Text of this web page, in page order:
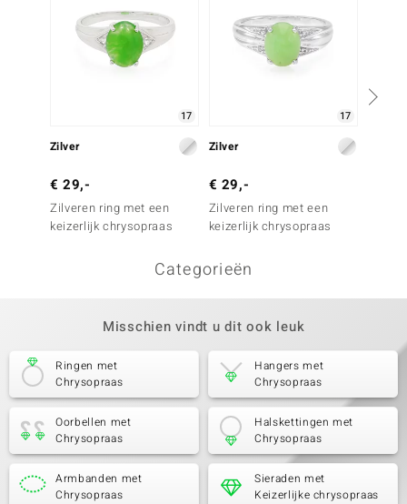
17
Zilver
€ 29,-
Zilveren ring met een
keizerlijk chrysopraas
17
Zilver
€ 29,-
Zilveren ring met een
keizerlijk chrysopraas
Categorieën
Misschien vindt u dit ook leuk
Ringen met
Chrysopraas
Hangers met
Chrysopraas
Oorbellen met
Chrysopraas
Halskettingen met
Chrysopraas
Armbanden met
Chrysopraas
Sieraden met
Keizerlijke chrysopraas